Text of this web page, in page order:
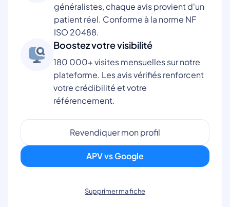
généralistes, chaque avis provient d'un
patient réel. Conforme à la norme NF
ISO 20488.
Boostez votre visibilité
180 000+ visites mensuelles sur notre
plateforme. Les avis vérifiés renforcent
votre crédibilité et votre
référencement.
Revendiquer mon profil
APV vs Google
Supprimer ma fiche